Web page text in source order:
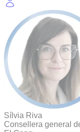
Sílvia Riva
Consellera general